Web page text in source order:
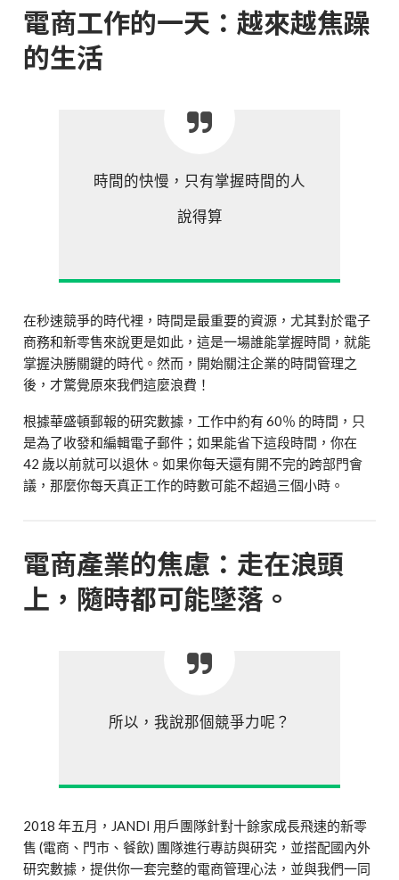
電商工作的一天：越來越焦躁
的生活
時間的快慢，只有掌握時間的人
說得算
在秒速競爭的時代裡，時間是最重要的資源，尤其對於電子
商務和新零售來說更是如此，這是一場誰能掌握時間，就能
掌握決勝關鍵的時代。然而，開始關注企業的時間管理之
後，才驚覺原來我們這麼浪費！
根據華盛頓郵報的研究數據，工作中約有 60％ 的時間，只
是為了收發和編輯電子郵件；如果能省下這段時間，你在
42 歲以前就可以退休。如果你每天還有開不完的跨部門會
議，那麼你每天真正工作的時數可能不超過三個小時。
電商產業的焦慮：走在浪頭
上，隨時都可能墜落。
所以，我說那個競爭力呢？
2018 年五月，JANDI 用戶團隊針對十餘家成長飛速的新零
售 (電商、門市、餐飲) 團隊進行專訪與研究，並搭配國內外
研究數據，提供你一套完整的電商管理心法，並與我們一同